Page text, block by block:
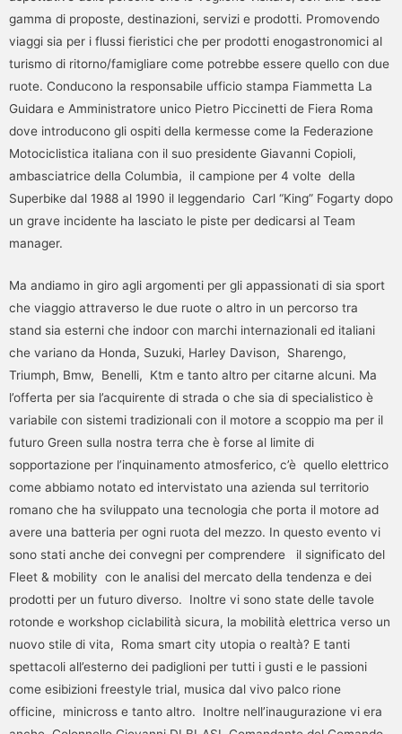
gamma di proposte, destinazioni, servizi e prodotti. Promovendo
viaggi sia per i flussi fieristici che per prodotti enogastronomici al
turismo di ritorno/famigliare come potrebbe essere quello con due
ruote. Conducono la responsabile ufficio stampa Fiammetta La
Guidara e Amministratore unico Pietro Piccinetti de Fiera Roma
dove introducono gli ospiti della kermesse come la Federazione
Motociclistica italiana con il suo presidente Giavanni Copioli,
ambasciatrice della Columbia, il campione per 4 volte della
Superbike dal 1988 al 1990 il leggendario Carl “King” Fogarty dopo
un grave incidente ha lasciato le piste per dedicarsi al Team
manager.
Ma andiamo in giro agli argomenti per gli appassionati di sia sport
che viaggio attraverso le due ruote o altro in un percorso tra
stand sia esterni che indoor con marchi internazionali ed italiani
che variano da Honda, Suzuki, Harley Davison, Sharengo,
Triumph, Bmw, Benelli, Ktm e tanto altro per citarne alcuni. Ma
l’offerta per sia l’acquirente di strada o che sia di specialistico è
variabile con sistemi tradizionali con il motore a scoppio ma per il
futuro Green sulla nostra terra che è forse al limite di
sopportazione per l’inquinamento atmosferico, c’è quello elettrico
come abbiamo notato ed intervistato una azienda sul territorio
romano che ha sviluppato una tecnologia che porta il motore ad
avere una batteria per ogni ruota del mezzo. In questo evento vi
sono stati anche dei convegni per comprendere il significato del
Fleet & mobility con le analisi del mercato della tendenza e dei
prodotti per un futuro diverso. Inoltre vi sono state delle tavole
rotonde e workshop ciclabilità sicura, la mobilità elettrica verso un
nuovo stile di vita, Roma smart city utopia o realtà? E tanti
spettacoli all’esterno dei padiglioni per tutti i gusti e le passioni
come esibizioni freestyle trial, musica dal vivo palco rione
officine, minicross e tanto altro. Inoltre nell’inaugurazione vi era